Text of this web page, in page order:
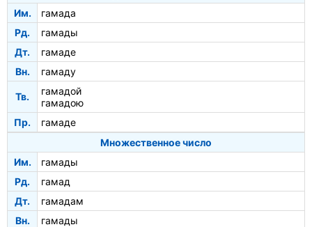
Им.
гамада
Рд.
гамады
Дт.
гамаде
Вн.
гамаду
Тв.
гамадой
гамадою
Пр.
гамаде
Множественное число
Им.
гамады
Рд.
гамад
Дт.
гамадам
Вн.
гамады